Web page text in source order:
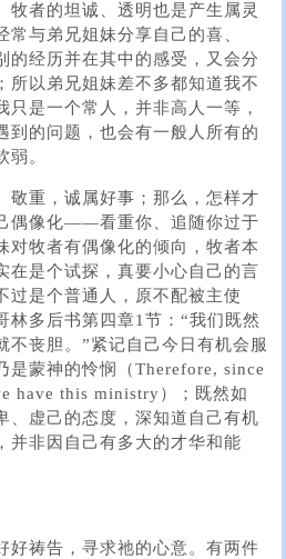
牧者的坦诚、透明也是产生属灵
常与弟兄姐妹分享自己的喜、
的经历并在其中的感受，又会分
所以弟兄姐妹差不多都知道我不
只是一个常人，并非高人一等，
到的问题，也会有一般人所有的
弱。
敬重，诚属好事；那么，怎样才
偶像化——看重你、追随你过于
对牧者有偶像化的倾向，牧者本
在是个试探，真要小心自己的言
过是个普通人，原不配被主使
林多后书第四章1节：“我们既然
不丧胆。”紧记自己今日有机会服
是蒙神的怜悯（Therefore, since
have this ministry）；既然如
、虚己的态度，深知道自己有机
并非因自己有多大的才华和能
好祷告，寻求祂的心意。有两件